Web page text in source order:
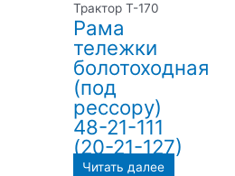
Трактор Т-170
Рама
тележки
болотоходная
(под
рессору)
48-21-111
(20-21-127)
Читать далее